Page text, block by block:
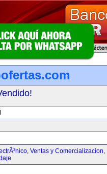
, Ventas y Comercializacion,